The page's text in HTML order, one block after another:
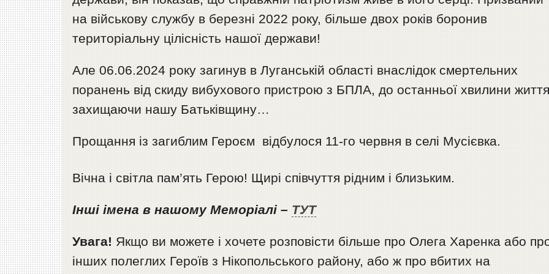
на військову службу в березні 2022 року, більше двох років боронив
територіальну цілісність нашої держави!
Але 06.06.2024 року загинув в Луганській області внаслідок смертельних
поранень від скиду вибухового пристрою з БПЛА, до останньої хвилини
захищаючи нашу Батьківщину…
Прощання із загиблим Героєм відбулося 11-го червня в селі Мусієвка.
Вічна і світла пам’ять Герою! Щирі співчуття рідним і близьким.
Інші імена в нашому Меморіалі – ТУТ
Увага! Якщо ви можете і хочете розповісти більше про Олега Харенка або
інших полеглих Героїв з Нікопольського району, або ж про вбитих на